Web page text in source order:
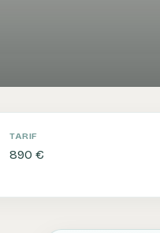
TARIF
890 €